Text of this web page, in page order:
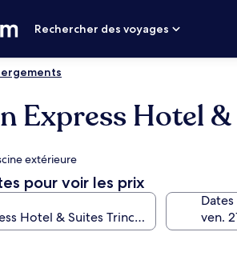
Rechercher des voyages
Express Hotel
extérieure
pour voir les prix
Dates